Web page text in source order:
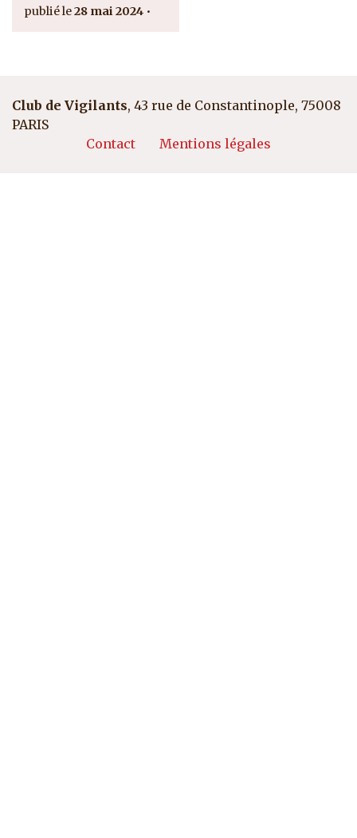
28 mai 2024
Club de Vigilants, 43 rue de Constantinople, 75008
PARIS
Pied de page
Contact Mentions légales